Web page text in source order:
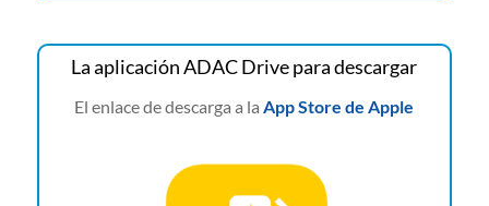
La aplicación ADAC Drive para descargar
El enlace de descarga a laApp Store de Apple